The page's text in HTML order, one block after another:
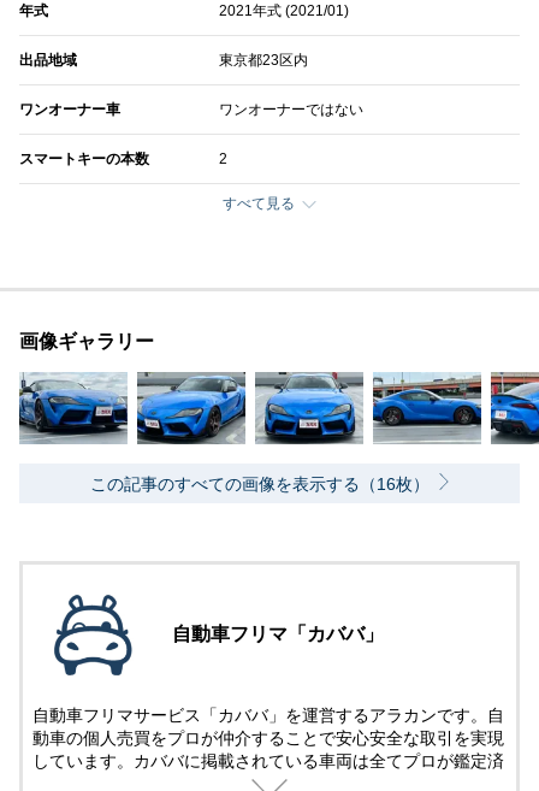
年式 2021年式 (2021/01)
出品地域 東京都23区内
ワンオーナー車 ワンオーナーではない
スマートキーの本数 2
すべて見る
画像ギャラリー
この記事のすべての画像を表示する（16枚）
自動車フリマ「カババ」
自動車フリマサービス「カババ」を運営するアラカンです。自
動車の個人売買をプロが仲介することで安心安全な取引を実現
しています。カババに掲載されている車両は全てプロが鑑定済